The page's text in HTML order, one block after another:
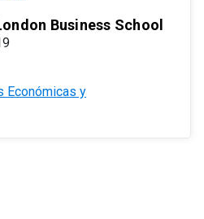
Business School
Económicas y